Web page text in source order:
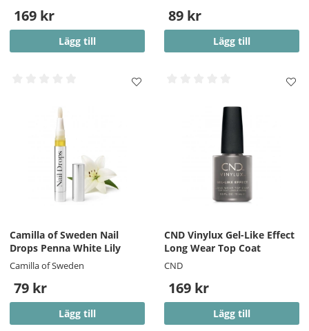
169 kr
Lägg till
89 kr
Lägg till
Camilla of Sweden Nail
Drops Penna White Lily
Camilla of Sweden
79 kr
Lägg till
CND Vinylux Gel-Like Effect
Long Wear Top Coat
CND
169 kr
Lägg till